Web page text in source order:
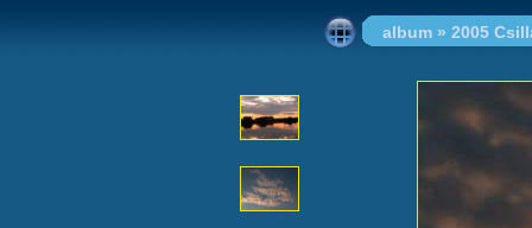
album» 2005